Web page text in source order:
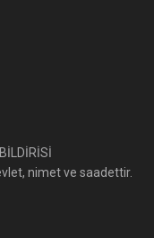
nimet ve saadettir.